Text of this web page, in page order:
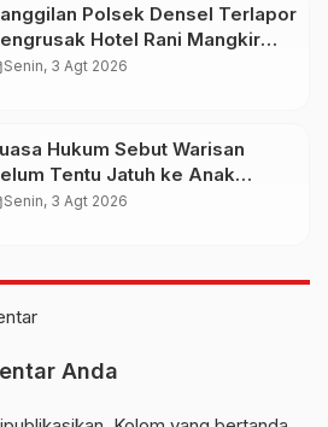
Polsek Densel Terlapor
Hotel Rani Mangkir
Negeri, Ternyata Masih di
Senin, 3 Agt 2026
Hukum Sebut Warisan
Tentu Jatuh ke Anak
Jero Mangku “Merusak
Senin, 3 Agt 2026
Anda